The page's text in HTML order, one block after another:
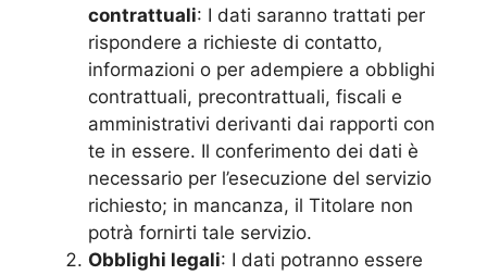
contrattuali: I dati saranno trattati per
rispondere a richieste di contatto,
informazioni o per adempiere a obblighi
contrattuali, precontrattuali, fiscali e
amministrativi derivanti dai rapporti con
te in essere. Il conferimento dei dati è
necessario per l’esecuzione del servizio
richiesto; in mancanza, il Titolare non
potrà fornirti tale servizio.
Obblighi legali: I dati potranno essere